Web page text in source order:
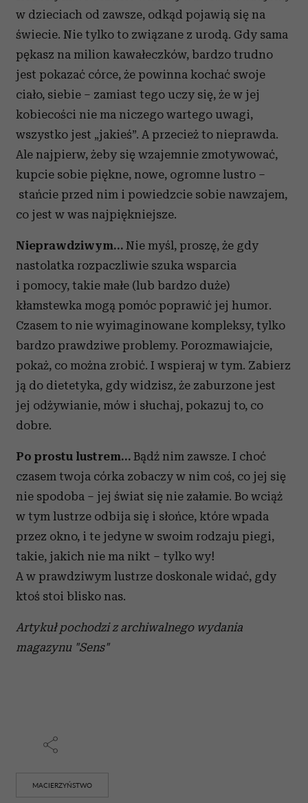
w dzieciach od zawsze, odkąd pojawią się na
świecie. Nie tylko to związane z urodą. Gdy sama
pękasz na milion kawałeczków, bardzo trudno
jest pokazać córce, że powinna kochać swoje
ciało, siebie – zamiast tego uczy się, że w jej
kobiecości nie ma niczego wartego uwagi,
wszystko jest „jakieś”. A przecież to nieprawda.
Ale najpierw, żeby się wzajemnie zmotywować,
kupcie sobie piękne, nowe, ogromne lustro –
stańcie przed nim i powiedzcie sobie nawzajem,
co jest w was najpiękniejsze.
Nieprawdziwym… Nie myśl, proszę, że gdy
nastolatka rozpaczliwie szuka wsparcia
i pomocy, takie małe (lub bardzo duże)
kłamstewka mogą pomóc poprawić jej humor.
Czasem to nie wyimaginowane kompleksy, tylko
bardzo prawdziwe problemy. Porozmawiajcie,
pokaż, co można zrobić. I wspieraj w tym. Zabierz
ją do dietetyka, gdy widzisz, że zaburzone jest
jej odżywianie, mów i słuchaj, pokazuj to, co
dobre.
Po prostu lustrem… Bądź nim zawsze. I choć
czasem twoja córka zobaczy w nim coś, co jej się
nie spodoba – jej świat się nie załamie. Bo wciąż
w tym lustrze odbija się i słońce, które wpada
przez okno, i te jedyne w swoim rodzaju piegi,
takie, jakich nie ma nikt – tylko wy!
A w prawdziwym lustrze doskonale widać, gdy
ktoś stoi blisko nas.
Artykuł pochodzi z archiwalnego wydania
magazynu "Sens"
MACIERZYŃSTWO